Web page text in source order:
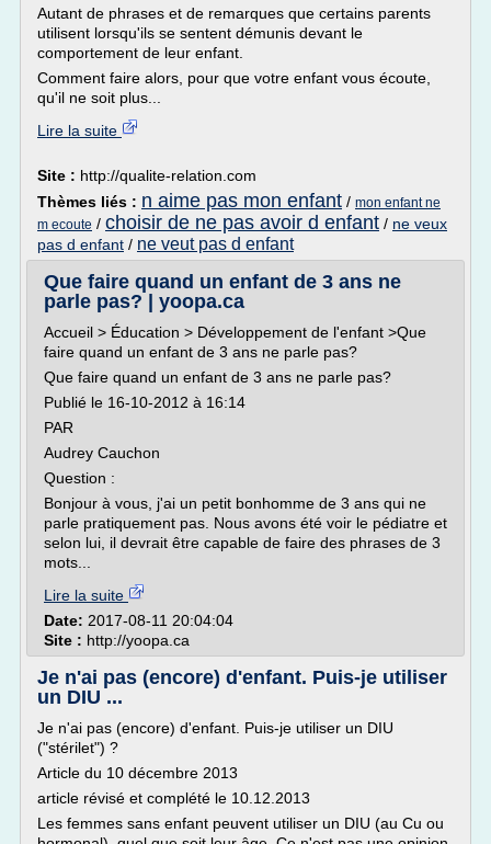
Autant de phrases et de remarques que certains parents
utilisent lorsqu'ils se sentent démunis devant le
comportement de leur enfant.
Comment faire alors, pour que votre enfant vous écoute,
qu'il ne soit plus...
Lire la suite
Site : http://qualite-relation.com
Thèmes liés : n aime pas mon enfant / mon enfant ne
m ecoute / choisir de ne pas avoir d enfant / ne veux
pas d enfant / ne veut pas d enfant
Que faire quand un enfant de 3 ans ne
parle pas? | yoopa.ca
Accueil > Éducation > Développement de l'enfant >Que
faire quand un enfant de 3 ans ne parle pas?
Que faire quand un enfant de 3 ans ne parle pas?
Publié le 16-10-2012 à 16:14
PAR
Audrey Cauchon
Question :
Bonjour à vous, j'ai un petit bonhomme de 3 ans qui ne
parle pratiquement pas. Nous avons été voir le pédiatre et
selon lui, il devrait être capable de faire des phrases de 3
mots...
Lire la suite
Date: 2017-08-11 20:04:04
Site : http://yoopa.ca
Je n'ai pas (encore) d'enfant. Puis-je utiliser
un DIU ...
Je n'ai pas (encore) d'enfant. Puis-je utiliser un DIU
("stérilet") ?
Article du 10 décembre 2013
article révisé et complété le 10.12.2013
Les femmes sans enfant peuvent utiliser un DIU (au Cu ou